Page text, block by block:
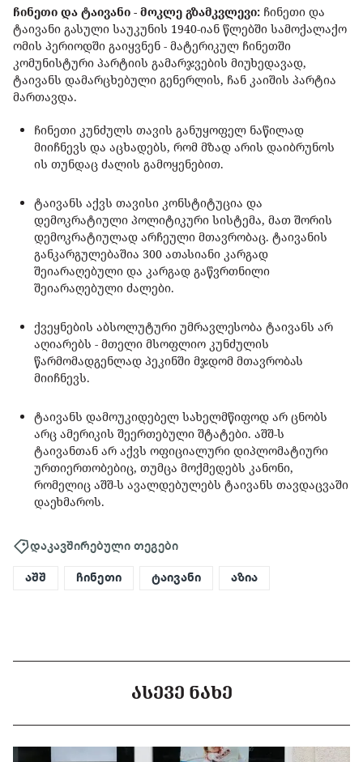
ჩინეთი და ტაივანი - მოკლე გზამკვლევი: ჩინეთი და
ტაივანი გასული საუკუნის 1940-იან წლებში სამოქალაქო
ომის პერიოდში გაიყვნენ - მატერიკულ ჩინეთში
კომუნისტური პარტიის გამარჯვების მიუხედავად,
ტაივანს დამარცხებული გენერლის, ჩან კაიშის პარტია
მართავდა.
ჩინეთი კუნძულს თავის განუყოფელ ნაწილად
მიიჩნევს და აცხადებს, რომ მზად არის დაიბრუნოს
ის თუნდაც ძალის გამოყენებით.
ტაივანს აქვს თავისი კონსტიტუცია და
დემოკრატიული პოლიტიკური სისტემა, მათ შორის
დემოკრატიულად არჩეული მთავრობაც. ტაივანის
განკარგულებაშია 300 ათასიანი კარგად
შეიარაღებული და კარგად გაწვრთნილი
შეიარაღებული ძალები.
ქვეყნების აბსოლუტური უმრავლესობა ტაივანს არ
აღიარებს - მთელი მსოფლიო კუნძულის
წარმომადგენლად პეკინში მჯდომ მთავრობას
მიიჩნევს.
ტაივანს დამოუკიდებელ სახელმწიფოდ არ ცნობს
არც ამერიკის შეერთებული შტატები. აშშ-ს
ტაივანთან არ აქვს ოფიციალური დიპლომატიური
ურთიერთობებიც, თუმცა მოქმედებს კანონი,
რომელიც აშშ-ს ავალდებულებს ტაივანს თავდაცვაში
დაეხმაროს.
დაკავშირებული თეგები
აშშ ჩინეთი ტაივანი აზია
ᲐᲡᲔᲕᲔ ᲜᲐᲮᲔ